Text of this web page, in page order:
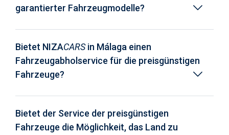
garantierter Fahrzeugmodelle?
Bietet NIZACARSin Málaga einen
Fahrzeugabholservice für die preisgünstigen
Fahrzeuge?
Bietet der Service der preisgünstigen
Fahrzeuge die Möglichkeit, das Land zu